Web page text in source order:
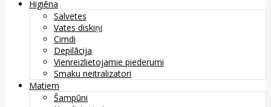
Higiēna
Salvetes
Vates diskiņi
Cimdi
Depilācija
Vienreizlietojamie piederumi
Smaku neitralizatori
Matiem
Šampūni